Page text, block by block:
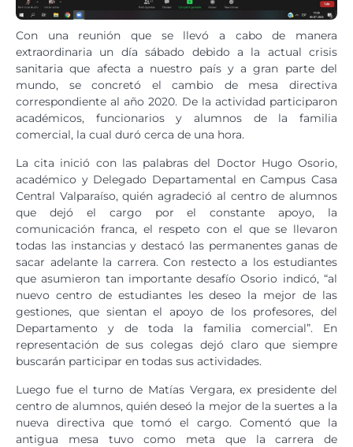
Con una reunión que se llevó a cabo de manera
extraordinaria un día sábado debido a la actual crisis
sanitaria que afecta a nuestro país y a gran parte del
mundo, se concretó el cambio de mesa directiva
correspondiente al año 2020. De la actividad participaron
académicos, funcionarios y alumnos de la familia
comercial, la cual duró cerca de una hora.
La cita inició con las palabras del Doctor Hugo Osorio,
académico y Delegado Departamental en Campus Casa
Central Valparaíso, quién agradeció al centro de alumnos
que dejó el cargo por el constante apoyo, la
comunicación franca, el respeto con el que se llevaron
todas las instancias y destacó las permanentes ganas de
sacar adelante la carrera. Con restecto a los estudiantes
que asumieron tan importante desafío Osorio indicó, “al
nuevo centro de estudiantes les deseo la mejor de las
gestiones, que sientan el apoyo de los profesores, del
Departamento y de toda la familia comercial”. En
representación de sus colegas dejó claro que siempre
buscarán participar en todas sus actividades.
Luego fue el turno de Matías Vergara, ex presidente del
centro de alumnos, quién deseó la mejor de la suertes a la
nueva directiva que tomó el cargo. Comentó que la
antigua mesa tuvo como meta que la carrera de